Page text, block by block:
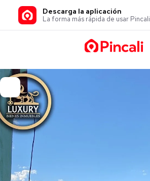
Descarga la aplicación
La forma más rápida de usar Pincali